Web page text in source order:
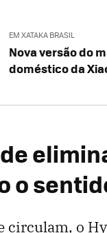
EM XATAKA BRASIL
Nova versão do
doméstico da
o
circulam, o